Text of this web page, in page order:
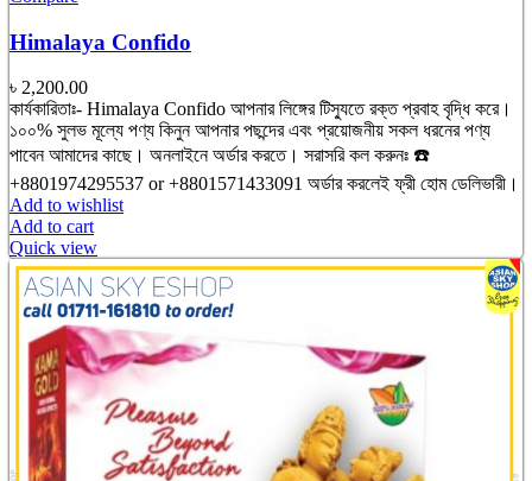
Himalaya Confido
৳ 2,200.00
কার্যকারিতাঃ- Himalaya Confido আপনার লিঙ্গের টিস্যুতে রক্ত প্রবাহ বৃদ্ধি করে।
১০০% সুলভ মূল্যে পণ্য কিনুন আপনার পছন্দের এবং প্রয়োজনীয় সকল ধরনের পণ্য
পাবেন আমাদের কাছে। অনলাইনে অর্ডার করতে। সরাসরি কল করুনঃ ☎️
+8801974295537 or +8801571433091 অর্ডার করলেই ফ্রী হোম ডেলিভারী।
Add to wishlist
Add to cart
Quick view